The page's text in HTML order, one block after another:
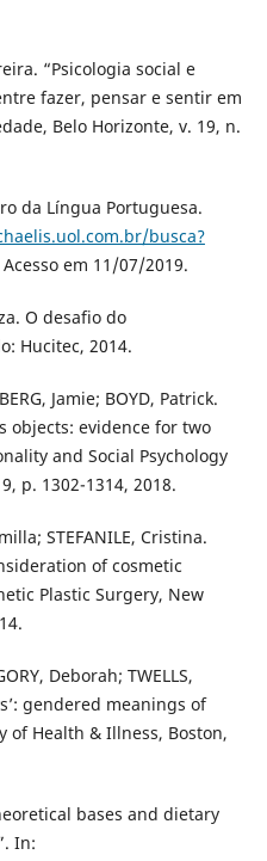
“Psicologia social e
fazer, pensar e sentir em
Belo Horizonte, v. 19, n.
da Língua Portuguesa.
busca?
Acesso em 11/07/2019.
O desafio do
Hucitec, 2014.
Jamie; BOYD, Patrick.
objects: evidence for two
and Social Psychology
p. 1302-1314, 2018.
STEFANILE, Cristina.
of cosmetic
Plastic Surgery, New
Deborah; TWELLS,
gendered meanings of
of Health & Illness, Boston,
bases and dietary
In: